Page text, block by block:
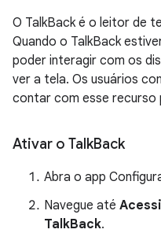
O TalkBack é o leitor de
Quando o TalkBack
poder interagir com os
ver a tela. Os usuários
contar com esse recurso
Ativar o TalkBack
Abra o app
Navegue até
TalkBack.